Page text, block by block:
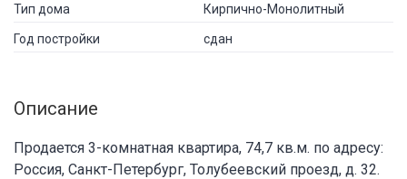
Тип дома Кирпично-Монолитный
Год постройки сдан
Описание
Продается 3-комнатная квартира, 74,7 кв.м. по адресу:
Россия, Санкт-Петербург, Толубеевский проезд, д. 32.